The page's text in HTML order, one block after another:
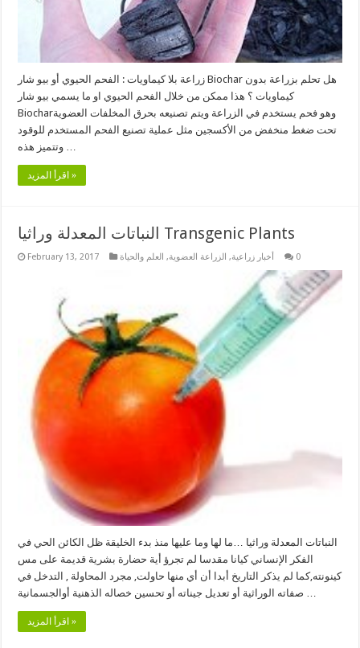
زراعة بلا كيماويات : الفحم الحيوي أو بيو شار Biochar هل تحلم بزراعة بدون
كيماويات ؟ هذا ممكن من خلال الفحم الحيوي او ما يسمي بيو شار
Biocharوهو فحم يستخدم في الزراعة ويتم تصنيعه بحرق المخلفات العضوية
تحت ضغط منخفض من الأكسجين مثل عملية تصنيع الفحم المستخدم للوقود
وتتميز هذه …
اقرأ المزيد »
النباتات المعدلة وراثيا Transgenic Plants
February 13, 2017 أخبار زراعية, الزراعة العضوية, العلم والحياة 0
النباتات المعدلة وراثيا …ما لها وما عليها منذ بدء الخليقة ظل الكائن الحي في
الفكر الإنساني كيانا مقدسا لم تجرؤ أية حضارة بشرية قديمة على مس
كينونته,كما لم يذكر التاريخ أبدا أن أي منها حاولت, مجرد المحاولة , التدخل في
اقرأ المزيد »